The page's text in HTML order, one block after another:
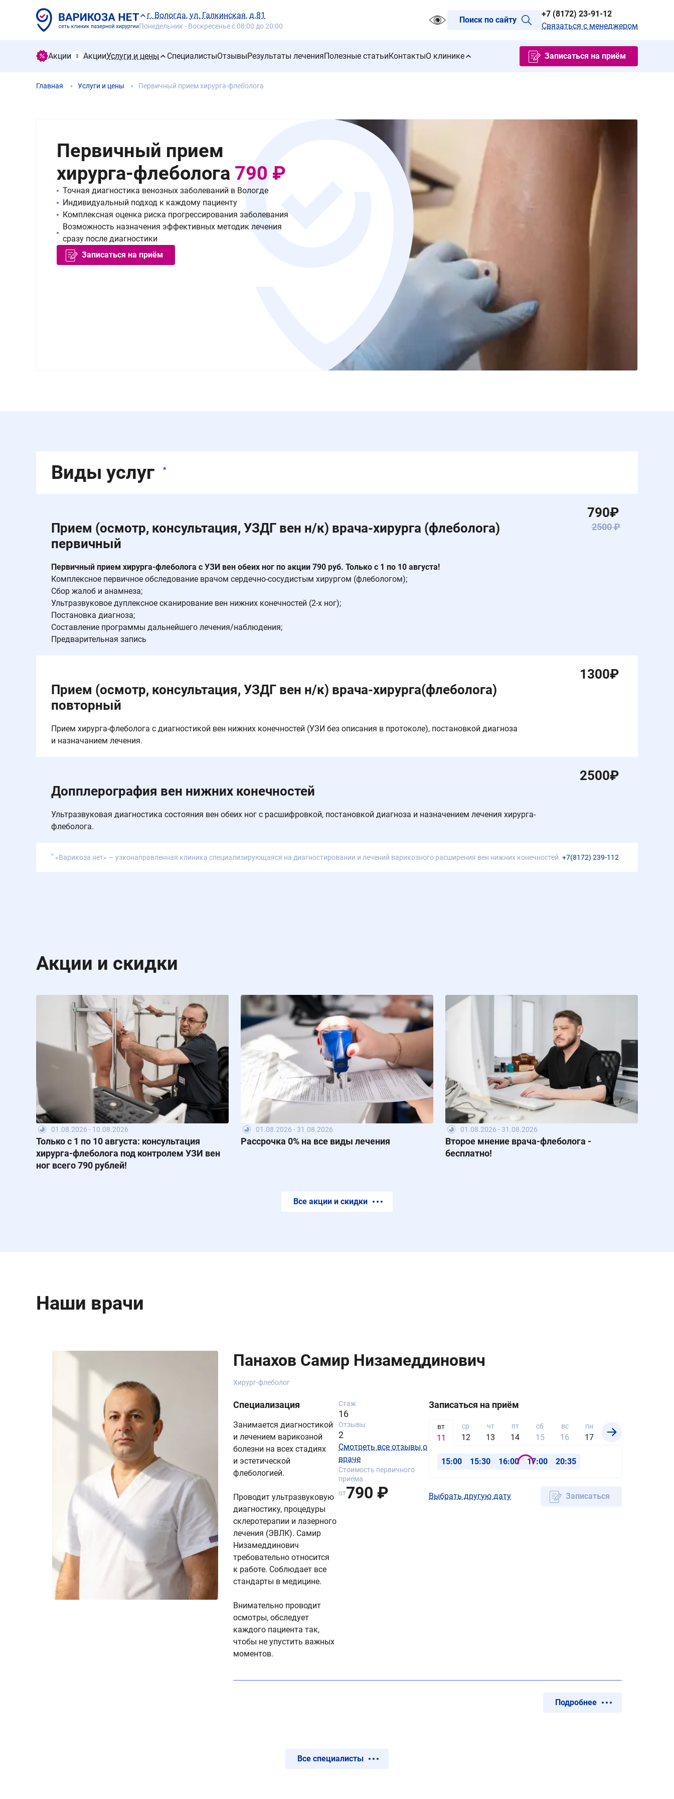
г. Вологда, ул. Галкинская, д.81
Понедельник - Воскресенье с 08:00 до 20:00
Поиск по сайту
+7 (8172) 23-91-12
Связаться с менеджером
Акции 3 АкцииУслуги и цены СпециалистыОтзывыРезультаты леченияПолезные статьиКонтактыО клинике Записаться на приём
Главная Услуги и цены Первичный прием хирурга-флеболога
Первичный прием
хирурга-флеболога 790 ₽
Точная диагностика венозных заболеваний в Вологде
Индивидуальный подход к каждому пациенту
Комплексная оценка риска прогрессирования заболевания
Возможность назначения эффективных методик лечения
сразу после диагностики
Записаться на приём
Виды услуг *
Прием (осмотр, консультация, УЗДГ вен н/к) врача-хирурга (флеболога)
первичный
Первичный прием хирурга-флеболога с УЗИ вен обеих ног по акции 790 руб. Только с 1 по 10 августа!
Комплексное первичное обследование врачом сердечно-сосудистым хирургом (флебологом);
Сбор жалоб и анамнеза;
Ультразвуковое дуплексное сканирование вен нижних конечностей (2-х ног);
Постановка диагноза;
Составление программы дальнейшего лечения/наблюдения;
Предварительная запись
790₽
2500₽
Прием (осмотр, консультация, УЗДГ вен н/к) врача-хирурга(флеболога)
повторный
Прием хирурга-флеболога с диагностикой вен нижних конечностей (УЗИ без описания в протоколе), постановкой диагноза
и назначанием лечения.
1300₽
Допплерография вен нижних конечностей
Ультразвуковая диагностика состояния вен обеих ног с расшифровкой, постановкой диагноза и назначением лечения хирурга-
флеболога.
2500₽
* «Варикоза нет» — узконаправленная клиника специализирующаяся на диагностировании и лечений варикозного расширения вен нижних конечностей. +7(8172) 239-112
Акции и скидки
01.08.2026 - 10.08.2026
Только с 1 по 10 августа: консультация
хирурга-флеболога под контролем УЗИ вен
ног всего 790 рублей!
01.08.2026 - 31.08.2026
Рассрочка 0% на все виды лечения
01.08.2026 - 31.08.2026
Второе мнение врача-флеболога -
бесплатно!
Все акции и скидки
Наши врачи
Панахов Самир Низамеддинович
Хирург-флеболог
Специализация
Занимается диагностикой
и лечением варикозной
болезни на всех стадиях
и эстетической
флебологией.
Проводит ультразвуковую
диагностику, процедуры
склеротерапии и лазерного
лечения (ЭВЛК). Самир
Низамеддинович
требовательно относится
к работе. Соблюдает все
стандарты в медицине.
Внимательно проводит
осмотры, обследует
каждого пациента так,
чтобы не упустить важных
моментов.
Стаж
16
Отзывы
2
Смотреть все отзывы о
враче
Стоимость первичного
приема
от790 ₽
Записаться на приём
вт
11
ср
12
чт
13
пт
14
сб
15
вс
16
пн
17 18
15:00 15:30 16:00 17:00 20:35
Выбрать другую дату Записаться
Подробнее
Все специалисты